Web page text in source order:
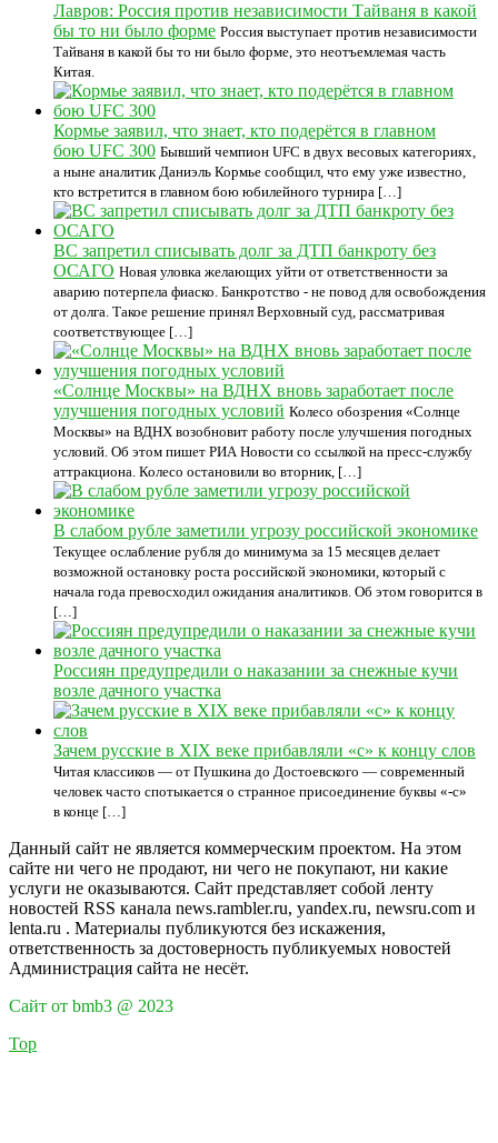
Лавров: Россия против независимости Тайваня в какой
бы то ни было форме Россия выступает против независимости
Тайваня в какой бы то ни было форме, это неотъемлемая часть
Китая.
Кормье заявил, что знает, кто подерётся в главном
бою UFC 300 Бывший чемпион UFC в двух весовых категориях,
а ныне аналитик Даниэль Кормье сообщил, что ему уже известно,
кто встретится в главном бою юбилейного турнира […]
ВС запретил списывать долг за ДТП банкроту без
ОСАГО Новая уловка желающих уйти от ответственности за
аварию потерпела фиаско. Банкротство - не повод для освобождения
от долга. Такое решение принял Верховный суд, рассматривая
соответствующее […]
«Солнце Москвы» на ВДНХ вновь заработает после
улучшения погодных условий Колесо обозрения «Солнце
Москвы» на ВДНХ возобновит работу после улучшения погодных
условий. Об этом пишет РИА Новости со ссылкой на пресс-службу
аттракциона. Колесо остановили во вторник, […]
В слабом рубле заметили угрозу российской экономике
Текущее ослабление рубля до минимума за 15 месяцев делает
возможной остановку роста российской экономики, который с
начала года превосходил ожидания аналитиков. Об этом говорится в
[…]
Россиян предупредили о наказании за снежные кучи
возле дачного участка
Зачем русские в XIX веке прибавляли «с» к концу слов
Читая классиков — от Пушкина до Достоевского — современный
человек часто спотыкается о странное присоединение буквы «-с»
в конце […]
Данный сайт не является коммерческим проектом. На этом
сайте ни чего не продают, ни чего не покупают, ни какие
услуги не оказываются. Сайт представляет собой ленту
новостей RSS канала news.rambler.ru, yandex.ru, newsru.com и
lenta.ru . Материалы публикуются без искажения,
ответственность за достоверность публикуемых новостей
Администрация сайта не несёт.
Сайт от bmb3 @ 2023
Top